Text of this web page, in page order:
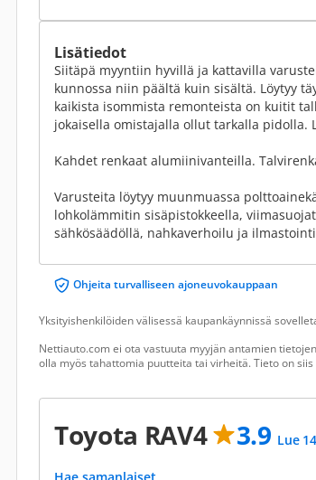
Lisätiedot
Siitäpä myyntiin hyvillä ja kattavilla
kunnossa niin päältä kuin sisältä. Löytyy
kaikista isommista remonteista on kuitit
jokaisella omistajalla ollut tarkalla pidolla.
Kahdet renkaat alumiinivanteilla.
Varusteita löytyy muunmuassa
lohkolämmitin sisäpistokkeella,
sähkösäädöllä, nahkaverhoilu ja
Ohjeita turvalliseen ajoneuvokauppaan
Yksityishenkilöiden välisessä kaupankäynnissä
Nettiauto.com ei ota vastuuta myyjän antamien
olla myös tahattomia puutteita tai virheitä. Tieto on
Toyota RAV4 3.9 Lue